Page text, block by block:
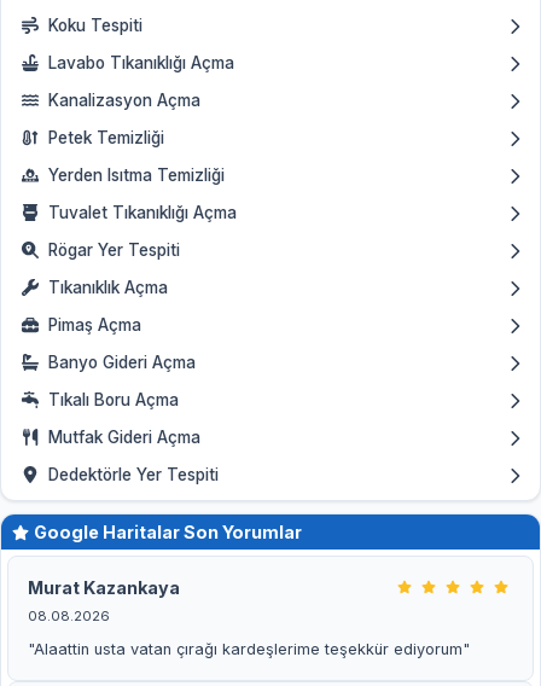
Koku Tespiti
Lavabo Tıkanıklığı Açma
Kanalizasyon Açma
Petek Temizliği
Yerden Isıtma Temizliği
Tuvalet Tıkanıklığı Açma
Rögar Yer Tespiti
Tıkanıklık Açma
Pimaş Açma
Banyo Gideri Açma
Tıkalı Boru Açma
Mutfak Gideri Açma
Dedektörle Yer Tespiti
Google Haritalar Son Yorumlar
Murat Kazankaya
08.08.2026
"Alaattin usta vatan çırağı kardeşlerime teşekkür ediyorum"